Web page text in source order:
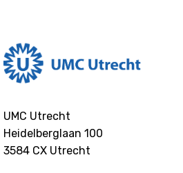
UMC Utrecht
Heidelberglaan 100
3584 CX Utrecht